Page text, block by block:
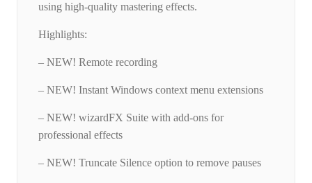
using high-quality mastering effects.
Highlights:
– NEW! Remote recording
– NEW! Instant Windows context menu extensions
– NEW! wizardFX Suite with add-ons for
professional effects
– NEW! Truncate Silence option to remove pauses